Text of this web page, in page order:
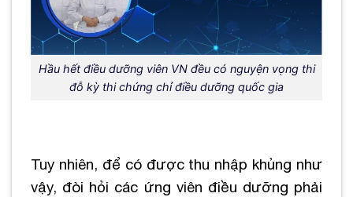
Hầu hết điều dưỡng viên VN đều có nguyện vọng thi
đỗ kỳ thi chứng chỉ điều dưỡng quốc gia
Tuy nhiên, để có được thu nhập khủng như
vậy, đòi hỏi các ứng viên điều dưỡng phải